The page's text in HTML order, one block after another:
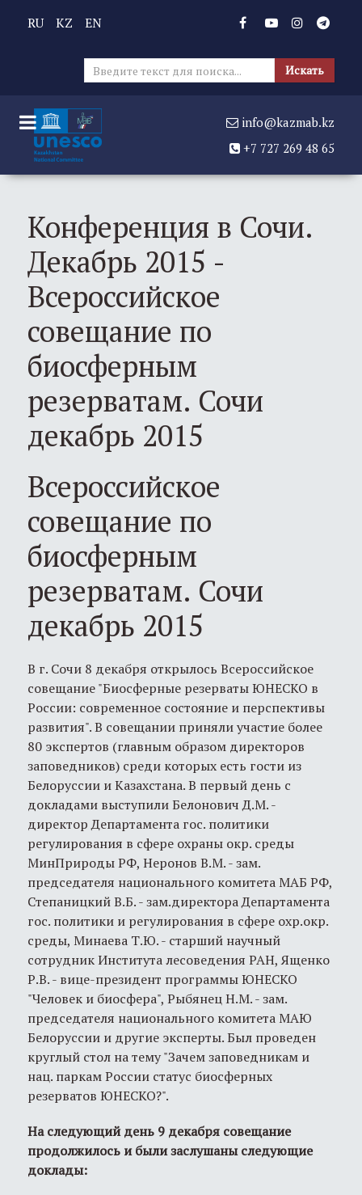
RU KZ EN
Искать
info@kazmab.kz
+7 727 269 48 65
Конференция в Сочи.
Декабрь 2015 -
Всероссийское
совещание по
биосферным
резерватам. Сочи
декабрь 2015
Всероссийское
совещание по
биосферным
резерватам. Сочи
декабрь 2015
В г. Сочи 8 декабря открылось Всероссийское
совещание "Биосферные резерваты ЮНЕСКО в
России: современное состояние и перспективы
развития". В совещании приняли участие более
80 экспертов (главным образом директоров
заповедников) среди которых есть гости из
Белоруссии и Казахстана. В первый день с
докладами выступили Белонович Д.М. -
директор Департамента гос. политики
регулирования в сфере охраны окр. среды
МинПрироды РФ, Неронов В.М. - зам.
председателя национального комитета МАБ РФ,
Степаницкий В.Б. - зам.директора Департамента
гос. политики и регулирования в сфере охр.окр.
среды, Минаева Т.Ю. - старший научный
сотрудник Института лесоведения РАН, Ященко
Р.В. - вице-президент программы ЮНЕСКО
"Человек и биосфера", Рыбянец Н.М. - зам.
председателя национального комитета МАЮ
Белоруссии и другие эксперты. Был проведен
круглый стол на тему "Зачем заповедникам и
нац. паркам России статус биосферных
резерватов ЮНЕСКО?".
На следующий день 9 декабря совещание
продолжилось и были заслушаны следующие
доклады: